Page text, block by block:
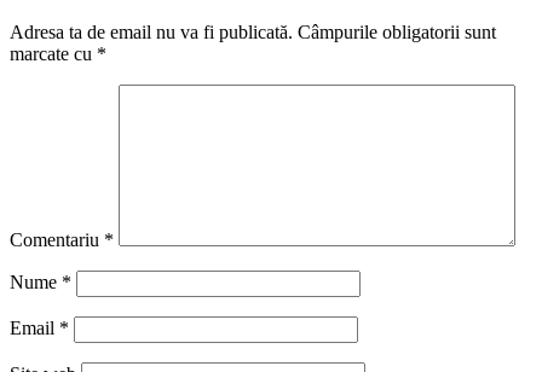
Adresa ta de email nu va fi publicată. Câmpurile obligatorii sunt
marcate cu *
Comentariu *
Nume *
Email *